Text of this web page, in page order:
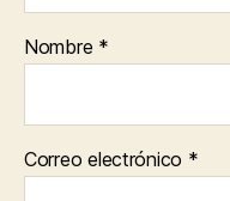
Nombre *
Correo electrónico *